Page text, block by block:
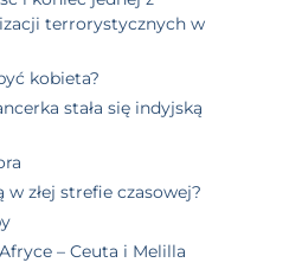
terrorystycznych w
kobieta?
stała się indyjską
złej strefie czasowej?
– Ceuta i Melilla